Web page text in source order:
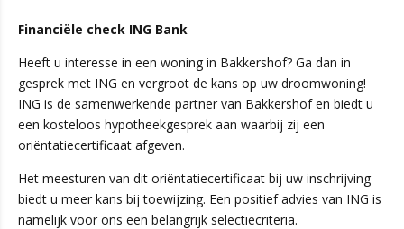
Financiële check ING Bank
Heeft u interesse in een woning in Bakkershof? Ga dan in
gesprek met ING en vergroot de kans op uw droomwoning!
ING is de samenwerkende partner van Bakkershof en biedt u
een kosteloos hypotheekgesprek aan waarbij zij een
oriëntatiecertificaat afgeven.
Het meesturen van dit oriëntatiecertificaat bij uw inschrijving
biedt u meer kans bij toewijzing. Een positief advies van ING is
namelijk voor ons een belangrijk selectiecriteria.